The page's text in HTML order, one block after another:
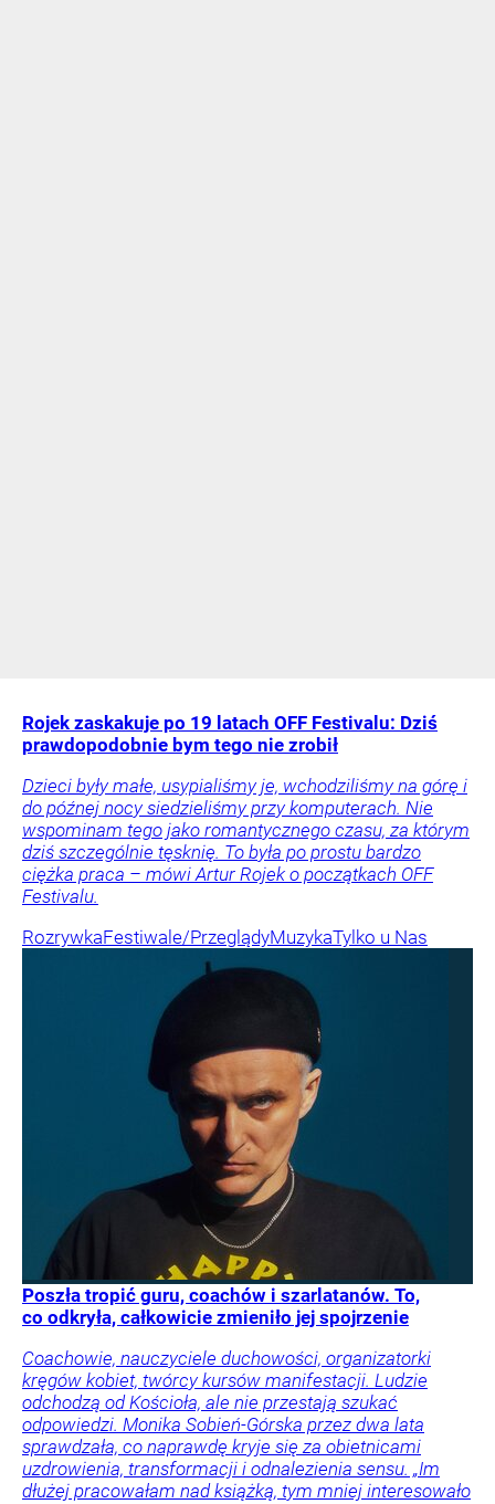
Rojek zaskakuje po 19 latach OFF Festivalu: Dziś
prawdopodobnie bym tego nie zrobił
Dzieci były małe, usypialiśmy je, wchodziliśmy na górę i
do późnej nocy siedzieliśmy przy komputerach. Nie
wspominam tego jako romantycznego czasu, za którym
dziś szczególnie tęsknię. To była po prostu bardzo
ciężka praca – mówi Artur Rojek o początkach OFF
Festivalu.
RozrywkaFestiwale/PrzeglądyMuzykaTylko u Nas
Poszła tropić guru, coachów i szarlatanów. To,
co odkryła, całkowicie zmieniło jej spojrzenie
Coachowie, nauczyciele duchowości, organizatorki
kręgów kobiet, twórcy kursów manifestacji. Ludzie
odchodzą od Kościoła, ale nie przestają szukać
odpowiedzi. Monika Sobień-Górska przez dwa lata
sprawdzała, co naprawdę kryje się za obietnicami
uzdrowienia, transformacji i odnalezienia sensu. „Im
dłużej pracowałam nad książką, tym mniej interesowało